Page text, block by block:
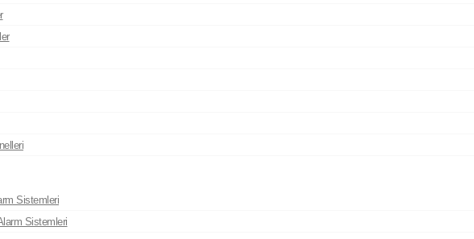
Sistemleri
Sistemleri